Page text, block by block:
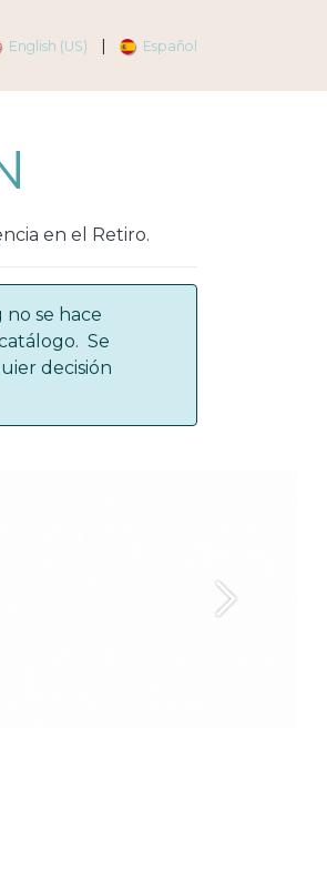
English (US) | Español
en el Retiro.
se hace
Se
decisión
Siguiente